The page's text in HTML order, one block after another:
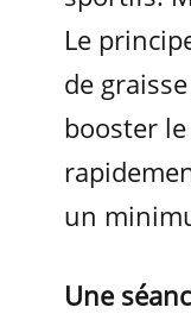
Le
de
booster
un
Une